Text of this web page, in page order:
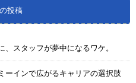
投稿
、スタッフが夢中になるワケ。
ーインで広がるキャリアの選択肢